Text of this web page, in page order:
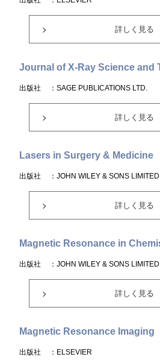
詳しく見る
Journal of X-Ray Science and
出版社 ：SAGE PUBLICATIONS LTD.
詳しく見る
Lasers in Surgery & Medicine
出版社 ：JOHN WILEY & SONS LIMITED
詳しく見る
Magnetic Resonance in
出版社 ：JOHN WILEY & SONS LIMITED
詳しく見る
Magnetic Resonance Imaging
出版社 ：ELSEVIER